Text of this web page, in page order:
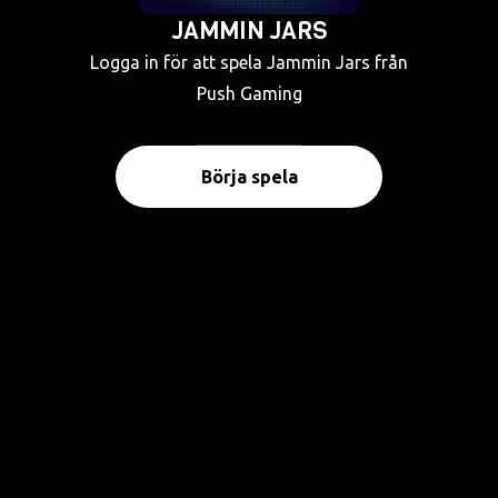
JAMMIN JARS
Logga in för att spela Jammin Jars från
Push Gaming
Börja spela